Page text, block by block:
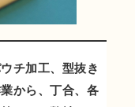
チ加工、型抜き
から、丁合、各